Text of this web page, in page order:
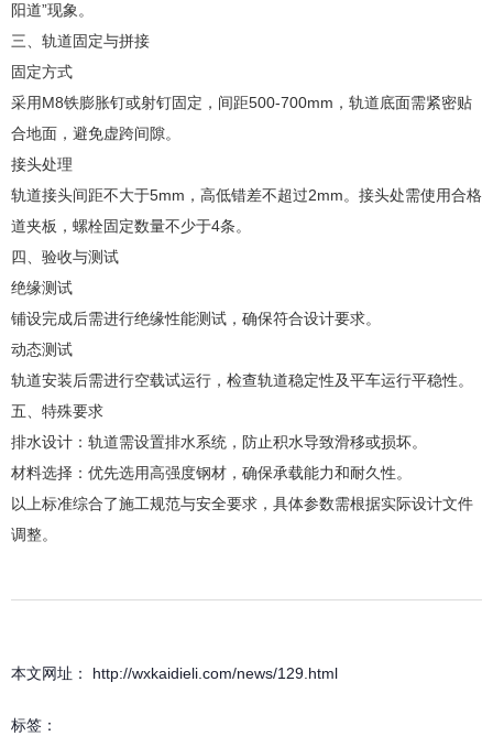
阳道”现象‌。
三、轨道固定与拼接
固定方式‌
采用M8铁膨胀钉或射钉固定，间距500-700mm，轨道底面需紧密贴
合地面，避免虚跨间隙‌。
接头处理‌
轨道接头间距不大于5mm，高低错差不超过2mm。接头处需使用合格
道夹板，螺栓固定数量不少于4条‌。
四、验收与测试
绝缘测试‌
铺设完成后需进行绝缘性能测试，确保符合设计要求‌。
动态测试‌
轨道安装后需进行空载试运行，检查轨道稳定性及平车运行平稳性‌。
五、特殊要求
排水设计‌：轨道需设置排水系统，防止积水导致滑移或损坏‌。
材料选择‌：优先选用高强度钢材，确保承载能力和耐久性‌。
以上标准综合了施工规范与安全要求，具体参数需根据实际设计文件
调整‌。
本文网址： http://wxkaidieli.com/news/129.html
标签：